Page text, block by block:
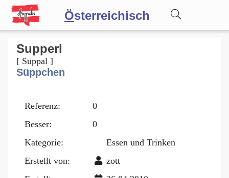
Österreichisch
Wörterbuch
Forum
Blog
Supperl
[ Suppal ]
Süppchen
Referenz:
0
Besser:
0
Kategorie:
Essen und Trinken
Erstellt von:
zott